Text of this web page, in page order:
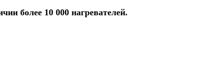
более 10 000 нагревателей.